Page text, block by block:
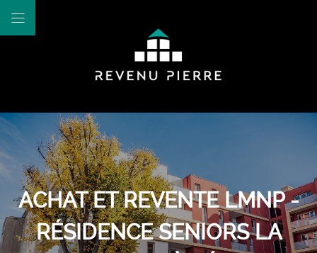
ACHAT ET REVENTE LMNP -
RÉSIDENCE SENIORS LA